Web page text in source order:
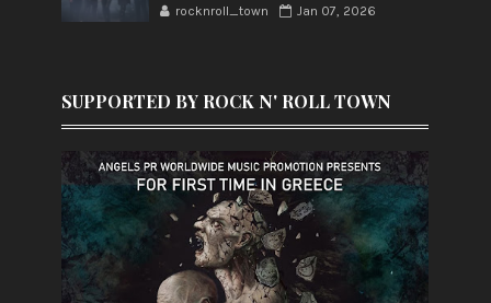
rocknroll_town Jan 07, 2026
SUPPORTED BY ROCK N' ROLL TOWN